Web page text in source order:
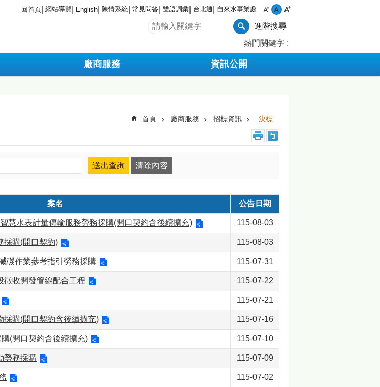
回首頁 網站導覽 English 陳情系統 常見問答 雙語詞彙 台北通 自來水事業處
進階搜尋
熱門關鍵字
廠商服務 資訊公開
首頁 廠商服務 招標資訊 決標
案名 公告日期
慧水表計量傳輸服務勞務採購(開口契約含後續擴充) 115-08-03
採購(開口契約) 115-08-03
碳作業參考指引勞務採購 115-07-31
徵收開發管線配合⼯程 115-07-22
115-07-21
採購(開口契約含後續擴充) 115-07-16
(開口契約含後續擴充) 115-07-10
勞務採購 115-07-09
115-07-02